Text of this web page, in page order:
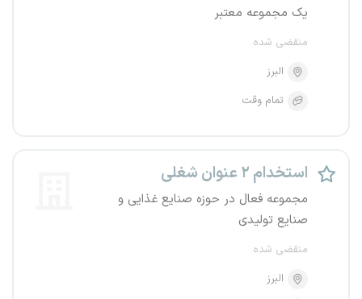
یک مجموعه معتبر
منقضی شده
البرز
تمام وقت
استخدام ۲ عنوان شغلی
مجموعه فعال در حوزه صنایع غذایی و
صنایع تولیدی
منقضی شده
البرز